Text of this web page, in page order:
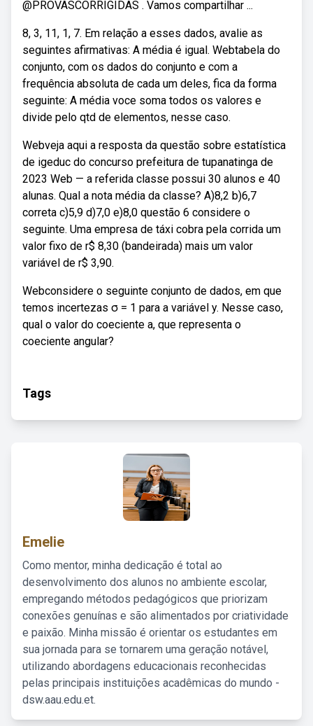
@PROVASCORRIGIDAS . Vamos compartilhar ...
8, 3, 11, 1, 7. Em relação a esses dados, avalie as
seguintes afirmativas: A média é igual. Webtabela do
conjunto, com os dados do conjunto e com a
frequência absoluta de cada um deles, fica da forma
seguinte: A média voce soma todos os valores e
divide pelo qtd de elementos, nesse caso.
Webveja aqui a resposta da questão sobre estatística
de igeduc do concurso prefeitura de tupanatinga de
2023 Web — a referida classe possui 30 alunos e 40
alunas. Qual a nota média da classe? A)8,2 b)6,7
correta c)5,9 d)7,0 e)8,0 questão 6 considere o
seguinte. Uma empresa de táxi cobra pela corrida um
valor fixo de r$ 8,30 (bandeirada) mais um valor
variável de r$ 3,90.
Webconsidere o seguinte conjunto de dados, em que
temos incertezas σ = 1 para a variável y. Nesse caso,
qual o valor do coeciente a, que representa o
coeciente angular?
Tags
Emelie
Como mentor, minha dedicação é total ao
desenvolvimento dos alunos no ambiente escolar,
empregando métodos pedagógicos que priorizam
conexões genuínas e são alimentados por criatividade
e paixão. Minha missão é orientar os estudantes em
sua jornada para se tornarem uma geração notável,
utilizando abordagens educacionais reconhecidas
pelas principais instituições acadêmicas do mundo -
dsw.aau.edu.et.